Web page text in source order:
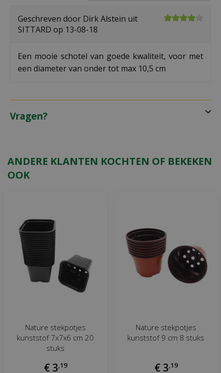
Geschreven door Dirk Alstein uit
SITTARD op 13-08-18
Een mooie schotel van goede kwaliteit, voor met
een diameter van onder tot max 10,5 cm
Vragen?
ANDERE KLANTEN KOCHTEN OF BEKEKEN
OOK
Nature stekpotjes
kunststof 7x7x6 cm 20
stuks
€ 3,19
Nature stekpotjes
kunststof 9 cm 8 stuks
€ 3,19